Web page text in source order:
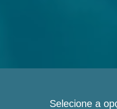
Selecione a